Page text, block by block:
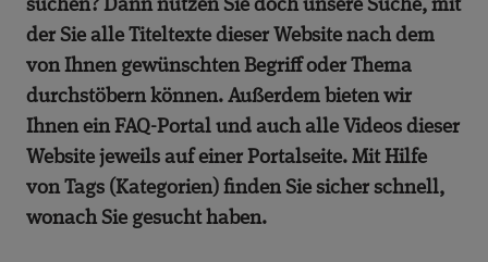
suchen? Dann nutzen Sie doch unsere Suche, mit
der Sie alle Titeltexte dieser Website nach dem
von Ihnen gewünschten Begriff oder Thema
durchstöbern können. Außerdem bieten wir
Ihnen ein FAQ-Portal und auch alle Videos dieser
Website jeweils auf einer Portalseite. Mit Hilfe
von Tags (Kategorien) finden Sie sicher schnell,
wonach Sie gesucht haben.